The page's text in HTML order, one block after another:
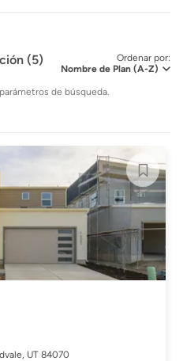
Ordenar por:
(5)
de búsqueda.
UT 84070